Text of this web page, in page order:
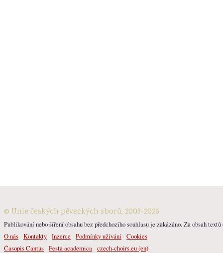
© Unie českých pěveckých sborů, 2003-2026
Publikování nebo šíření obsahu bez předchozího souhlasu je zakázáno. Za obsah
O nás Kontakty Inzerce Podmínky užívání Cookies
Časopis Cantus Festa academica czech-choirs.eu (en)